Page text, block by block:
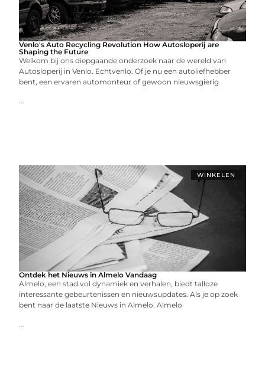
Venlo's Auto Recycling Revolution How Autosloperij are
Shaping the Future
Welkom bij ons diepgaande onderzoek naar de wereld van
Autosloperij in Venlo. Echtvenlo. Of je nu een autoliefhebber
bent, een ervaren automonteur of gewoon nieuwsgierig
...
WINKELEN
Ontdek het Nieuws in Almelo Vandaag
Almelo, een stad vol dynamiek en verhalen, biedt talloze
interessante gebeurtenissen en nieuwsupdates. Als je op zoek
bent naar de laatste Nieuws in Almelo. Almelo
...